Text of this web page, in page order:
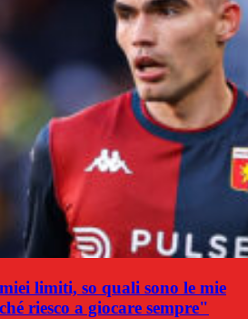
limiti, so quali sono le mie
riesco a giocare sempre"